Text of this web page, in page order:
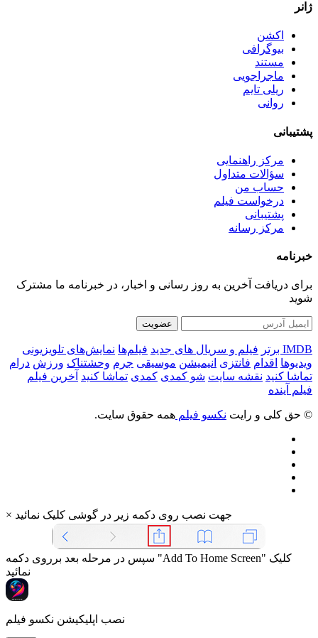
ژانر
اکشن
بیوگرافی
مستند
ماجراجویی
ریلی تایم
روانی
پشتیبانی
مرکز راهنمایی
سؤالات متداول
حساب من
درخواست فیلم
پشتیبانی
مرکز رسانه
خبرنامه
برای دریافت آخرین به روز رسانی و اخبار، در خبرنامه ما مشترک
شوید
عضویت
IMDB برتر فیلم و سریال های جدید فیلم‌ها نمایش‌های تلویزیونی
ویدیوها اقدام فانتزی انیمیشن موسیقی جرم وحشتناک ورزش درام
تماشا کنید نقشه سایت شو کمدی کمدی تماشا کنید آخرین فیلم
فیلم آینده
© حق کلی و رایت نکسو فیلم همه حقوق سایت.
× جهت نصب روی دکمه زیر در گوشی کلیک نمائید
سپس در مرحله بعد برروی دکمه "Add To Home Screen" کلیک
نمائید
نصب اپلیکیشن نکسو فیلم